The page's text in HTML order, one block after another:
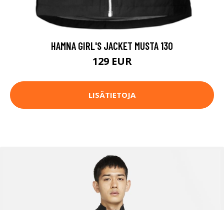
HAMNA GIRL'S JACKET MUSTA 130
129 EUR
LISÄTIETOJA